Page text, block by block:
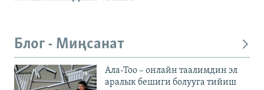
Блог - Миңсанат
Ала-Тоо – онлайн таалимдин эл
аралык бешиги болууга тийиш